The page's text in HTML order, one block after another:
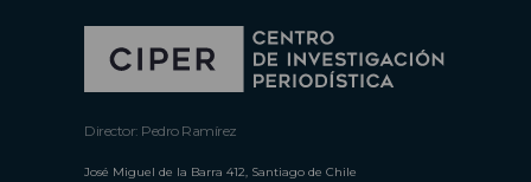
Director: Pedro Ramírez
José Miguel de la Barra 412, Santiago de Chile